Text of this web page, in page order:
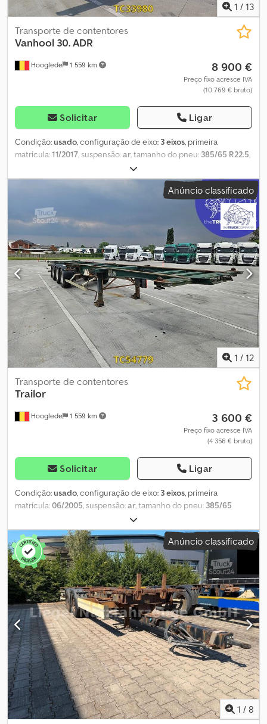
1 / 13
Hooglede 1 559 km
Transporte de contentores
Vanhool 30. ADR
8 900 €
Preço fixo acresce IVA
(10 769 € bruto)
Solicitar Ligar
Condição:usado, configuração de eixo: 3 eixos, primeira
matrícula:11/2017, suspensão:ar, tamanho do pneu: 385/65 R22.5,
, Configuração dos eixos Medida
dos pneus: 385/65 R22.5 Marca dos eixos: BPW Travões: travões de
disco Suspensão: suspensão pneumática Eixo traseiro 1: piso do
pneu esquerdo: 12 mm; piso do pneu direito: 3 mm Eixo traseiro 2:
piso do pneu esquerdo: 12 mm; piso do pneu direito: 15 mm
Dwodpfjzrba Tsx Adhoa Eixo traseiro 3: piso do pneu esquerdo: 11
mm; piso do pneu direito: 10 mm Pesos Peso vazio: 3.740 kg Carga
útil: 35.260 kg Peso bruto total: 39.000 kg Condição Danos:
nenhum
Anúncio classificado
1 / 12
Hooglede 1 559 km
Transporte de contentores
Trailor
3 600 €
Preço fixo acresce IVA
(4 356 € bruto)
Solicitar Ligar
Condição:usado, configuração de eixo: 3 eixos, primeira
matrícula:06/2005, suspensão:ar, tamanho do pneu: 385/65
, Ano de fabrico:2005
Dedpfx Aszrbatodhjwa Medida dos pneus: 385/65 R22.5 Travões:
travões de tambor Suspensão: suspensão pneumática Eixo
traseiro 1: piso do pneu à esquerda: 5 mm; piso do pneu à direita: 5
mm Eixo traseiro 2: piso do pneu à esquerda: 5 mm; piso do pneu à
direita: 5 mm Eixo traseiro 3: piso do pneu à esquerda: 5 mm; piso
do pneu à direita: 5 mm Pesos Peso em vazio: 4.820 kg Carga útil:
33.180 kg PBT: 38.000 kg Estado Danos: nenhum
Anúncio classificado
1 / 8